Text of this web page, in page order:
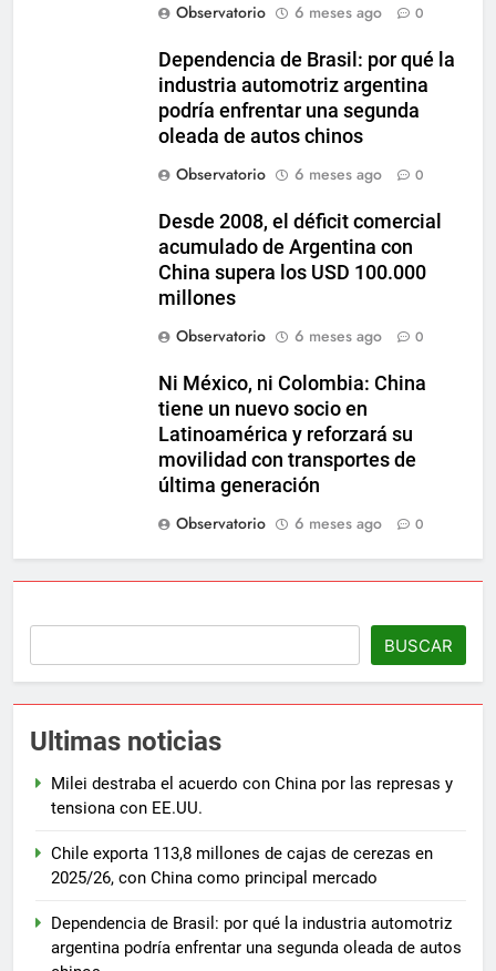
Observatorio
6 meses ago 0
Dependencia de Brasil: por qué la
industria automotriz argentina
podría enfrentar una segunda
oleada de autos chinos
Observatorio
6 meses ago 0
Desde 2008, el déficit comercial
acumulado de Argentina con
China supera los USD 100.000
millones
Observatorio
6 meses ago 0
Ni México, ni Colombia: China
tiene un nuevo socio en
Latinoamérica y reforzará su
movilidad con transportes de
última generación
Observatorio
6 meses ago 0
BUSCAR
Ultimas noticias
Milei destraba el acuerdo con China por las represas y
tensiona con EE.UU.
Chile exporta 113,8 millones de cajas de cerezas en
2025/26, con China como principal mercado
Dependencia de Brasil: por qué la industria automotriz
argentina podría enfrentar una segunda oleada de autos